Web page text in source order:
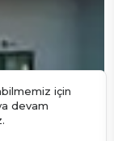
için
devam